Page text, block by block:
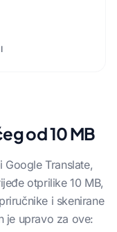
od 10 MB
Google Translate,
otprilike 10 MB,
i skenirane
je upravo za ove: